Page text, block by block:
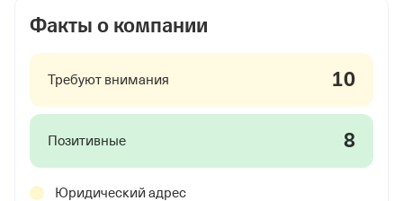
Факты о компании
Требуют внимания 10
Позитивные 8
Юридический адрес